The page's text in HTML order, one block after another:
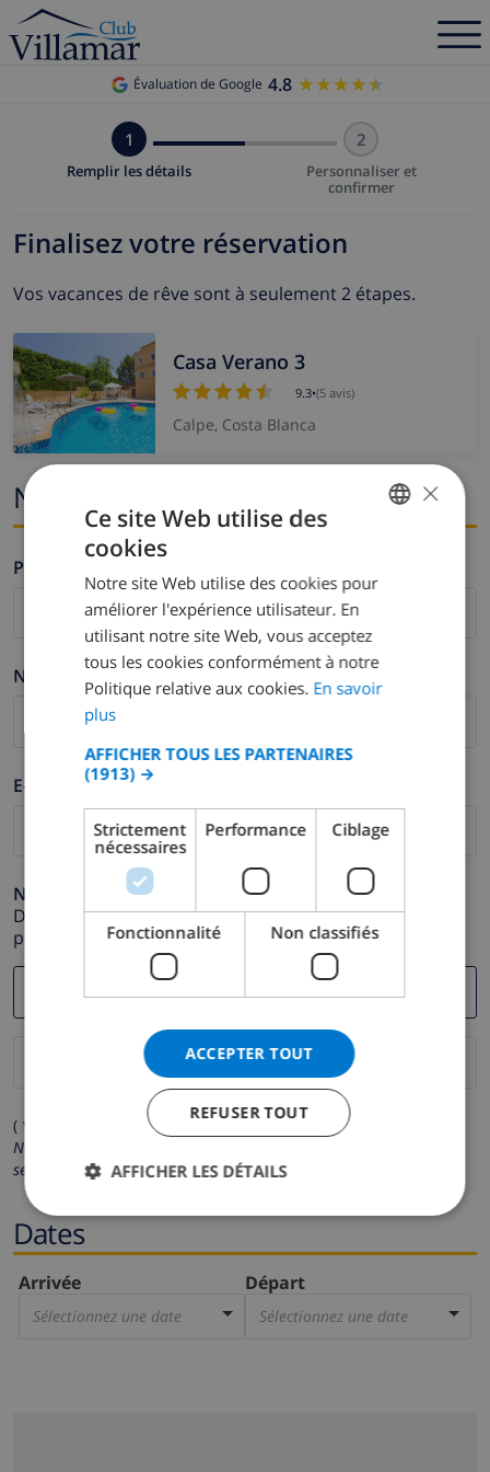
Évaluation de Google 4.8 ★★★★★
★★★★★
1
Remplir les détails
2
Personnaliser et
confirmer
Finalisez votre réservation
Vos vacances de rêve sont à seulement 2 étapes.
Casa Verano 3
9.3•(5 avis)
Calpe, Costa Blanca
Nom et adresse e-mail
Prénom *
Nom de famille *
E-mail *
Numéro de téléphone *
Dans le cas où votre adresse e-mail ne fonctionnerait
pas correctement.
( * Les champs avec un astérisque sont obligatoires )
Nous respectons votre vie privée.
seront pas communiquées à des tiers.
Dates
Arrivée
Sélectionnez une date
Départ
Sélectionnez une date
DUTCH
SPANISH
GERMAN
DANISH
×
Ce site Web utilise des
cookies
Notre site Web utilise des cookies pour
améliorer l'expérience utilisateur. En
utilisant notre site Web, vous acceptez
tous les cookies conformément à notre
Politique relative aux cookies. En savoir
plus
AFFICHER TOUS LES PARTENAIRES
(1913) →
Strictement
nécessaires
Performance Ciblage
Fonctionnalité Non classifiés
ACCEPTER TOUT
REFUSER TOUT
AFFICHER LES DÉTAILS